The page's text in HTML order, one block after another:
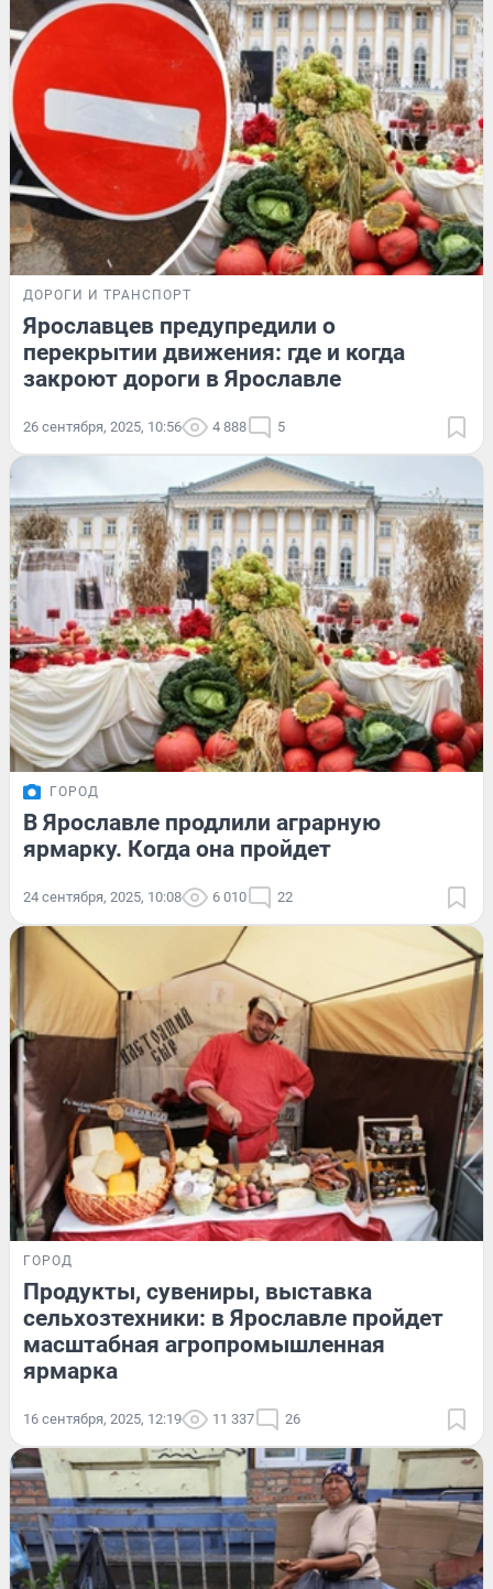
ДОРОГИ И ТРАНСПОРТ
Ярославцев предупредили о
перекрытии движения: где и когда
закроют дороги в Ярославле
26 сентября, 2025, 10:56 4 888 5
ГОРОД
В Ярославле продлили аграрную
ярмарку. Когда она пройдет
24 сентября, 2025, 10:08 6 010 22
ГОРОД
Продукты, сувениры, выставка
сельхозтехники: в Ярославле пройдет
масштабная агропромышленная
ярмарка
16 сентября, 2025, 12:19 11 337 26